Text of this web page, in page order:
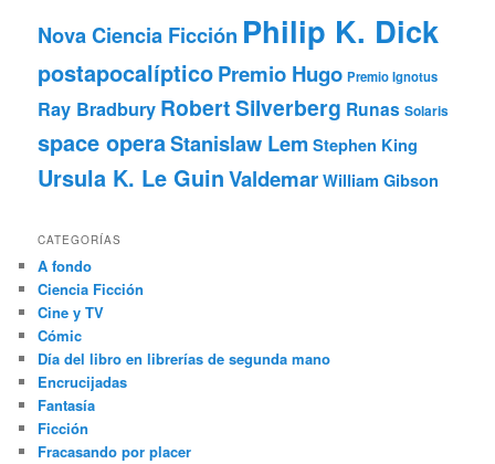
Nova Ciencia Ficción Philip K. Dick
postapocalípticoPremio Hugo Premio Ignotus
Ray Bradbury Robert Silverberg Runas Solaris
space operaStanislaw Lem Stephen King
Ursula K. Le GuinValdemarWilliam Gibson
CATEGORÍAS
A fondo
Ciencia Ficción
Cine y TV
Cómic
Día del libro en librerías de segunda mano
Encrucijadas
Fantasía
Ficción
Fracasando por placer